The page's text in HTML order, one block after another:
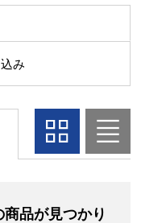
み
品が見つかり